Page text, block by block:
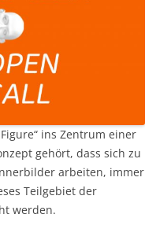
ins Zentrum einer
gehört, dass sich zu
arbeiten, immer
Teilgebiet der
werden.